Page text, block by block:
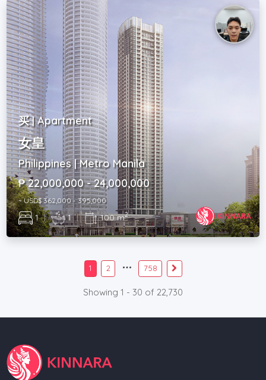
买 | Apartment
女皇
Philippines | Metro Manila
₱ 22,000,000 - 24,000,000
~ USD$ 362,000 - 395,000
1 | 1 | 100 m2
1 2 758
Showing 1 - 30 of 22,730